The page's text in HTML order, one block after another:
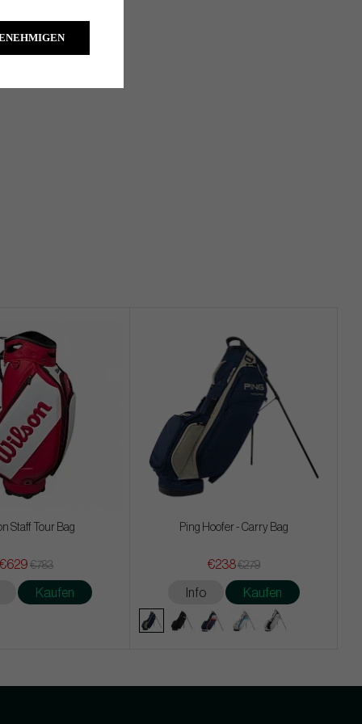
Staff Tour Bag
€629 €783
Kaufen
Ping Hoofer - Carry Bag
€238€279
Info Kaufen